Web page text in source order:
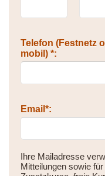
Telefon (Festnetz
mobil) *:
Email*:
Ihre Mailadresse
Mitteilungen sowie